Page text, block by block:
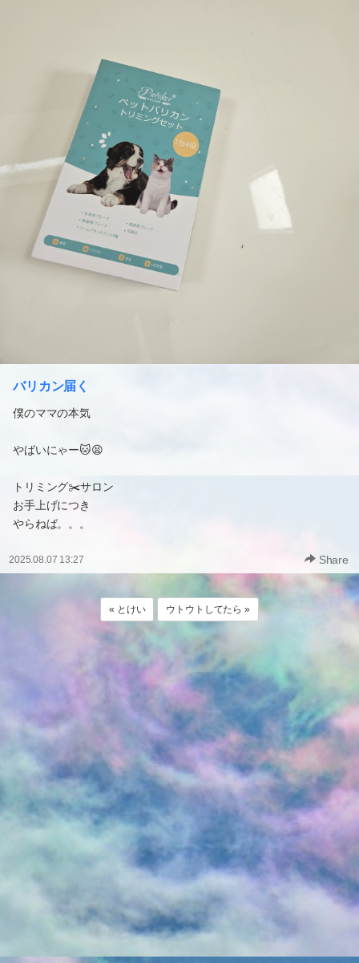
バリカン届く
僕のママの本気
やばいにゃー🐱😫
トリミング✂️サロン
お手上げにつき
やらねば。。。
2025.08.07 13:27 Share
« とけい ウトウトしてたら »